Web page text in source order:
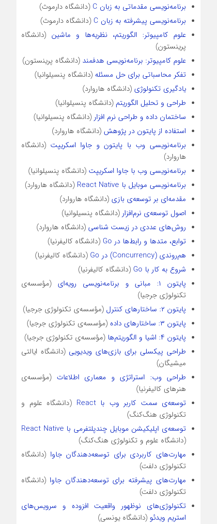
برنامه‌نویسی مقدماتی به زبان C
(دانشگاه دارموث)
برنامه‌نویسی پیشرفته به زبان C
(دانشگاه دارموث)
علوم کامپیوتر: الگوریتم، نظریه‌ها و ماشین (دانشگاه
پرینستون)
علوم کامپیوتر: برنامه‌نویسی هدفمند (دانشگاه پرینستون)
تفکر محاسباتی برای حل مسئله (دانشگاه پنسیلوانیا)
یادگیری تکنولوژی (دانشگاه هاروارد)
طراحی و تحلیل الگوریتم (دانشگاه پنسیلوانیا)
ساختمان داده و طراحی نرم‌ افزار (دانشگاه پنسیلوانیا)
استفاده از پایتون در پژوهش (دانشگاه هاروارد)
برنامه‌نویسی وب با پایتون و جاوا اسکریپت (دانشگاه
هاروارد)
برنامه‌نویسی وب با جاوا اسکریپت (دانشگاه پنسیلوانیا)
برنامه‌نویسی موبایل با React Native
(دانشگاه هاروارد)
مقدمه‌ای بر توسعه‌ی بازی (دانشگاه هاروارد)
اصول توسعه‌ی نرم‌افزار (دانشگاه پنسیلوانیا)
روش‌های عددی در زیست شناسی (دانشگاه هاروارد)
توابع، متدها و رابط‌ها در Go
(دانشگاه کالیفرنیا)
هم‌روندی (Concurrency) در Go
(دانشگاه کالیفرنیا)
شروع به کار با Go
(دانشگاه کالیفرنیا)
پایتون ۱: مبانی و برنامه‌نویسی رویه‌ای
(مؤسسه‌ی
تکنولوژی جرجیا)
پایتون ۲: ساختارهای کنترل
(مؤسسه‌ی تکنولوژی جرجیا)
پایتون ۳: ساختار‌های داده
(مؤسسه‌ی تکنولوژی جرجیا)
پایتون ۴: اشیا و الگوریتم‌ها
(مؤسسه‌ی تکنولوژی جرجیا)
طراحی پیکسلی برای بازی‌های ویدیویی (دانشگاه ایالتی
میشیگان)
طراحی وب: استراتژی و معماری اطلاعات (مؤسسه‌ی
هنرهای کالیفرنیا)
توسعه‌ی سمت کاربر وب با React
(دانشگاه علوم و
تکنولوژی هنگ‌کنگ)
توسعه‌ی اپلیکیشن موبایل چندپلتفرمی با React Native
(دانشگاه علوم و تکنولوژی هنگ‌کنگ)
مهارت‌های کاربردی برای توسعه‌دهندگان جاوا (دانشگاه
تکنولوژی دلفت)
مهارت‌های پیشرفته برای توسعه‌دهندگان جاوا (دانشگاه
تکنولوژی دلفت)
تکنولوژی‌های نوظهور واقعیت افزوده و سرویس‌های
استریم ویدئو (دانشگاه یونسی)